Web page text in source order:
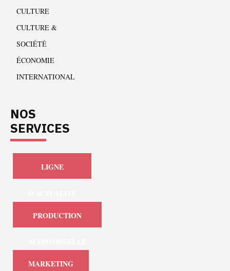
CULTURE
CULTURE &
SOCIÉTÉ
ÉCONOMIE
INTERNATIONAL
NOS
SERVICES
LIGNE
PRODUCTION
MARKETING